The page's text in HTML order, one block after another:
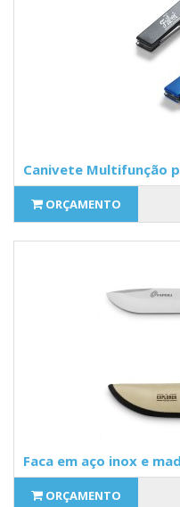
Canivete Multifunção
ORÇAMENTO
Faca em aço inox e
ORÇAMENTO